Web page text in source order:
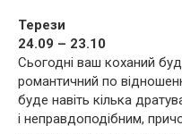
Терези
24.09 – 23.10
Сьогодні ваш коханий
романтичний по
буде навіть кілька
і неправдоподібним,